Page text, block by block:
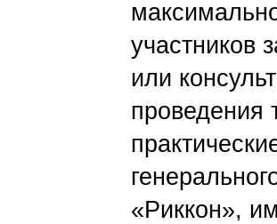
участников
или
проведения
«Риккон»,